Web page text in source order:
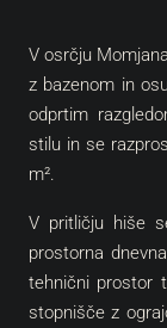
V osrčju
z bazenom in
odprtim
stilu in se
m².
V pritličju hiše
prostorna
tehnični prostor
stopnišče z